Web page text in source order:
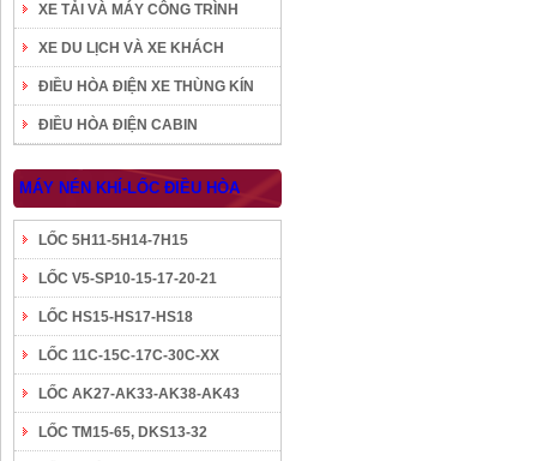
XE TẢI VÀ MÁY CÔNG TRÌNH
XE DU LỊCH VÀ XE KHÁCH
ĐIỀU HÒA ĐIỆN XE THÙNG KÍN
ĐIỀU HÒA ĐIỆN CABIN
MÁY NÉN KHÍ-LỐC ĐIỀU HÒA
LỐC 5H11-5H14-7H15
LỐC V5-SP10-15-17-20-21
LỐC HS15-HS17-HS18
LỐC 11C-15C-17C-30C-XX
LỐC AK27-AK33-AK38-AK43
LỐC TM15-65, DKS13-32